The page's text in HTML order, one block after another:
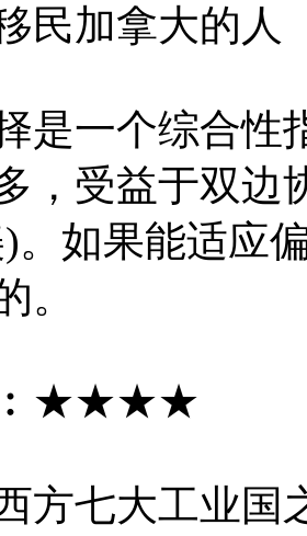
民加拿大的人
是一个综合性
，受益于双边
。如果能适应
。
︰★★★★
方七大工业国